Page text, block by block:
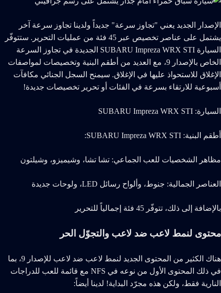
الإصدار الجديد يعني "تجاوز سرعة" جديداً ولدينا تجاوز سرعة آخر
يشتمل على عناصر تخصيص عبر 45 فئة من عمليات التحرير. ستتوفّر
السيارة SUBARU Impreza WRX STI الجديدة في تجاوز السرعة
الخاص بالإصدار 9، مع العديد من أطقم البنية وتخصيصات لمواصفات
الإغلاق للاستحواذ عليها في الإغلاق. سيمنح السجل الجنائي مكافآت
أسبوعية للارتقاء بسرعة في الفئات أو تحرير تخصيصات جديدة!
السيارة: SUBARU Impreza WRX STI
أطقم البنية: SUBARU Impreza WRX STI:
مظاهر الشخصيات للعب الجماعي: تشا تشا، وشيميزو، وشيلتون
العناصر الجمالية: جنوط، وألواح رسائل LED، ولوحات جديدة
بالإضافة إلى ذلك، تتوفّر 45 فئة إجمالياً للتحرير
محتوى لنمط لاعب ضد لاعب والتجوّل الحر
هناك الكثير من المحتوى الجديد لنمط لاعب ضد لاعب للإصدار 9، بما
في ذلك المحتوى الأول من نوعه في NFS مع قائمة للعب للدراجات
النارية فقط، ولكن هذه مجرّد البداية! لدينا أيضاً: